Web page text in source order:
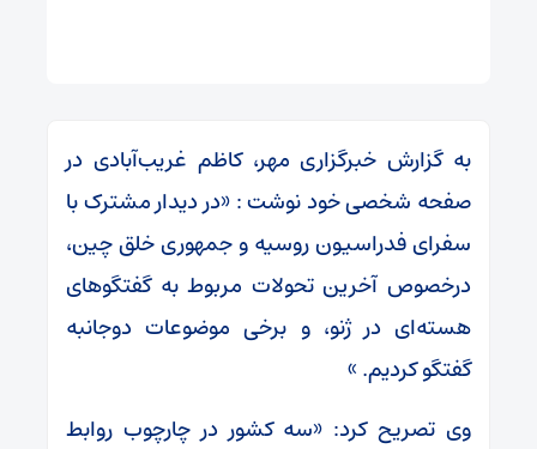
به گزارش خبرگزاری مهر، کاظم غریب‌آبادی در
صفحه شخصی خود نوشت : «در دیدار مشترک با
سفرای فدراسیون روسیه و جمهوری خلق چین،
درخصوص آخرین تحولات مربوط به گفتگوهای
هسته‌ای در ژنو، و برخی موضوعات دوجانبه
گفتگو کردیم. »
وی تصریح کرد: «سه کشور در چارچوب روابط